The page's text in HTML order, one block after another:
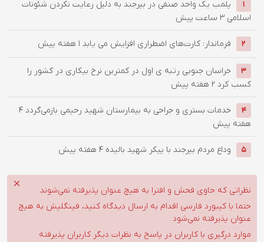
1
پلمب یک واحد صنفی در بیرجند به دلیل رعایت نکردن شئونات
اسلامی 3 ساعت پیش
2 فرماندار: کارت‌های اضطراری افزایش می یابد 1 هفته پیش
3
خراسان جنوبی رتبه ی اول در کمترین نرخ بیکاری در کشور را
کسب کرد 2 هفته پیش
4 خدمات بستری و جراحی به بیمارستان شهید رحیمی بازمی‌گردد 4
هفته پیش
5 وداع مردم بیرجند با پیکر شهید بالیده 4 هفته پیش
نظراتی که حاوی فحش و افترا به هیچ عنوان پذیرفته نمی‌شوند
حتما با کیبورد فارسی اقدام به ارسال دیدگاه کنید، فینگلیش به هیچ
عنوان پذیرفته نمی‌شود
موارد درگیری با کاربران در پاسخ به نظرات دیگر کاربران پذیرفته